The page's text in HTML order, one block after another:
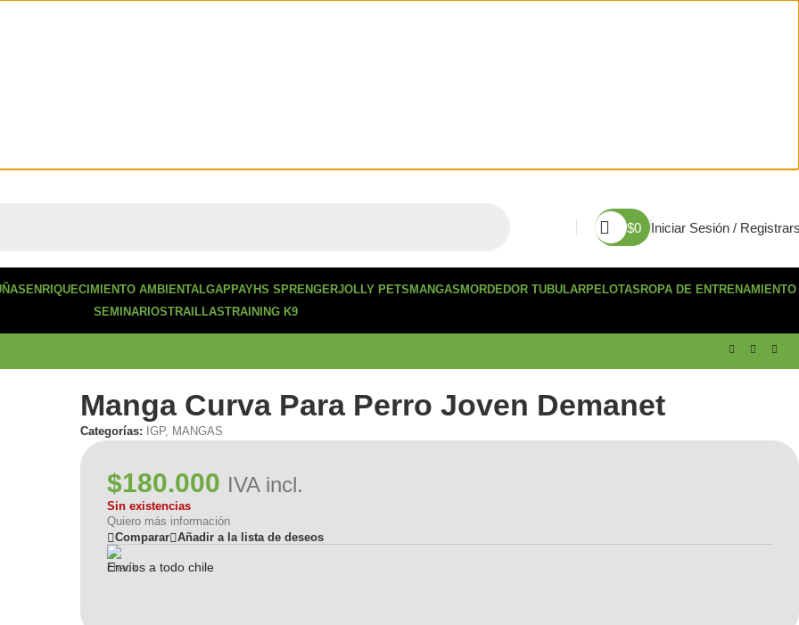
envío a todo chile!
$0 Iniciar Sesión /
ENRIQUECIMIENTO AMBIENTALGAPPAYHS SPRENGERJOLLY PETS MANGAS MORDEDOR TUBULARPELOTAS ROPA DE ENTRENAMIENTO
SEMINARIOSTRAILLASTRAINING K9
Manga Curva Para Perro Joven Demanet
Categorías: IGP, MANGAS
$180.000 IVA incl.
Sin existencias
Quiero más información
Comparar
Añadir a la lista de deseos
Envíos a todo chile